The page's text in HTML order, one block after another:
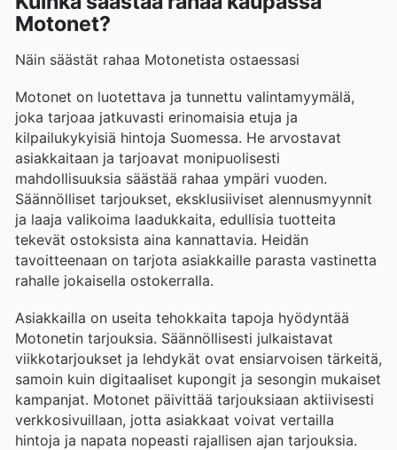
Motonet?
Näin säästät rahaa Motonetista ostaessasi
Motonet on luotettava ja tunnettu valintamyymälä,
joka tarjoaa jatkuvasti erinomaisia etuja ja
kilpailukykyisiä hintoja Suomessa. He arvostavat
asiakkaitaan ja tarjoavat monipuolisesti
mahdollisuuksia säästää rahaa ympäri vuoden.
Säännölliset tarjoukset, eksklusiiviset alennusmyynnit
ja laaja valikoima laadukkaita, edullisia tuotteita
tekevät ostoksista aina kannattavia. Heidän
tavoitteenaan on tarjota asiakkaille parasta vastinetta
rahalle jokaisella ostokerralla.
Asiakkailla on useita tehokkaita tapoja hyödyntää
Motonetin tarjouksia. Säännöllisesti julkaistavat
viikkotarjoukset ja lehdykät ovat ensiarvoisen tärkeitä,
samoin kuin digitaaliset kupongit ja sesongin mukaiset
kampanjat. Motonet päivittää tarjouksiaan aktiivisesti
verkkosivuillaan, jotta asiakkaat voivat vertailla
hintoja ja napata nopeasti rajallisen ajan tarjouksia.